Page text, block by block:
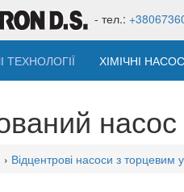
- тел.:
ТЕХНОЛОГІЇ ХІМІЧНІ
› Відцентрові насоси з торцевим